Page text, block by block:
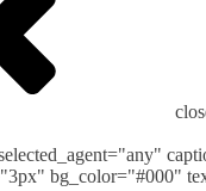
bg_color="#000"